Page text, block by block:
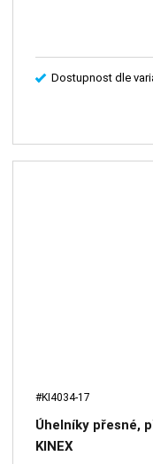
Dostupnost dle
#KI4034-17
Úhelníky přesné,
KINEX